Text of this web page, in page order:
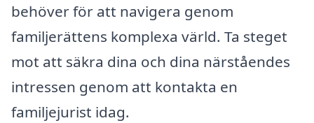
behöver för att navigera genom
familjerättens komplexa värld. Ta steget
mot att säkra dina och dina närståendes
intressen genom att kontakta en
familjejurist idag.